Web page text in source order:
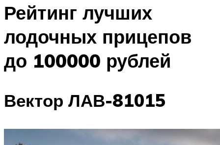
Рейтинг лучших
лодочных прицепов
до 100000 рублей
Вектор ЛАВ-81015